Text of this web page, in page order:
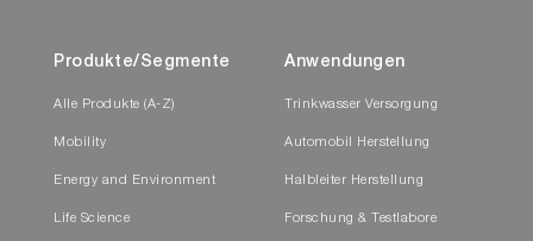
Produkte/Segmente
Alle Produkte (A-Z)
Mobility
Energy and Environment
Life Science
Anwendungen
Trinkwasser Versorgung
Automobil Herstellung
Halbleiter Herstellung
Forschung & Testlabore